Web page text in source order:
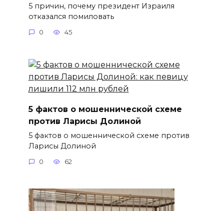
5 причин, почему президент Израиля
отказался помиловать
0 45
5 фактов о мошеннической схеме
против Ларисы Долиной
5 фактов о мошеннической схеме против
Ларисы Долиной
0 62